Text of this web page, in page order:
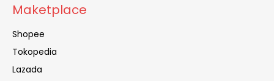
Maketplace
Shopee
Tokopedia
Lazada